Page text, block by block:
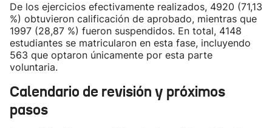
De los ejercicios efectivamente realizados, 4920 (71,13
%) obtuvieron calificación de aprobado, mientras que
1997 (28,87 %) fueron suspendidos. En total, 4148
estudiantes se matricularon en esta fase, incluyendo
563 que optaron únicamente por esta parte
voluntaria.
Calendario de revisión y próximos
pasos